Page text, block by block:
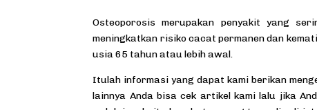
Osteoporosis merupakan penyakit yang
meningkatkan risiko cacat permanen dan
usia 65 tahun atau lebih awal.
Itulah informasi yang dapat kami berikan
lainnya Anda bisa cek artikel kami lalu jika